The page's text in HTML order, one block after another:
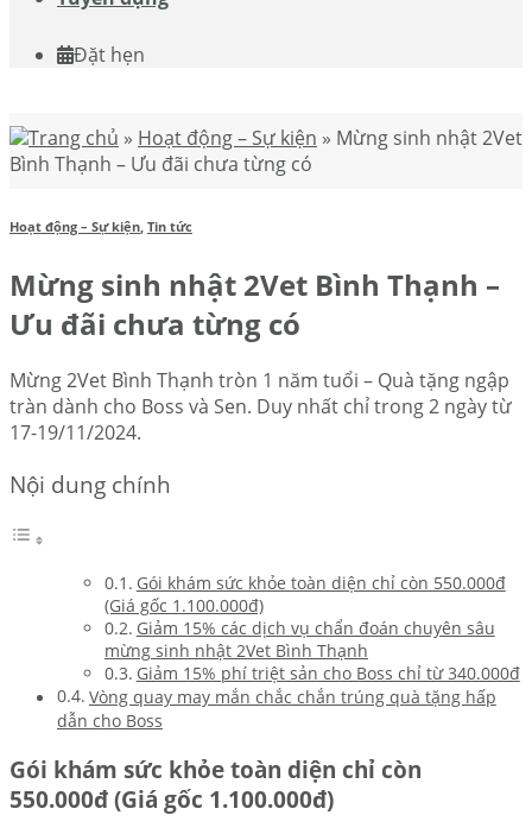
Đặt hẹn
Trang chủ » Hoạt động – Sự kiện » Mừng sinh nhật 2Vet
Bình Thạnh – Ưu đãi chưa từng có
Hoạt động – Sự kiện, Tin tức
Mừng sinh nhật 2Vet Bình Thạnh –
Ưu đãi chưa từng có
Mừng 2Vet Bình Thạnh tròn 1 năm tuổi – Quà tặng ngập
tràn dành cho Boss và Sen. Duy nhất chỉ trong 2 ngày từ
17-19/11/2024.
Nội dung chính
Gói khám sức khỏe toàn diện chỉ còn 550.000đ
(Giá gốc 1.100.000đ)
Giảm 15% các dịch vụ chẩn đoán chuyên sâu
mừng sinh nhật 2Vet Bình Thạnh
Giảm 15% phí triệt sản cho Boss chỉ từ 340.000đ
Vòng quay may mắn chắc chắn trúng quà tặng hấp
dẫn cho Boss
Gói khám sức khỏe toàn diện chỉ còn
550.000đ (Giá gốc 1.100.000đ)